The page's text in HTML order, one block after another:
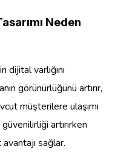
Neden
dijital varlığını
görünürlüğünü artırır,
müşterilere ulaşımı
artırırken
sağlar.